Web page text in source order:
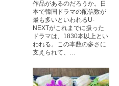
作品があるのだろうか。日
本で韓国ドラマの配信数が
最も多いといわれるU-
NEXTがこれまでに扱った
ドラマは、1830本以上とい
われる。この本数の多さに
支えられて、…